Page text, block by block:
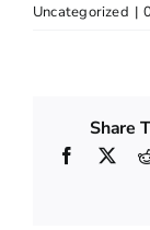
Uncategorized |
Share
Facebook
X